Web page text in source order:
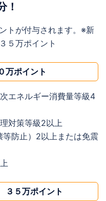
！
トが付与されます。※新
５万ポイント
万ポイント
エネルギー消費量等級4
対策等級2以上​​​
防止）2以上または免震
５万ポイント